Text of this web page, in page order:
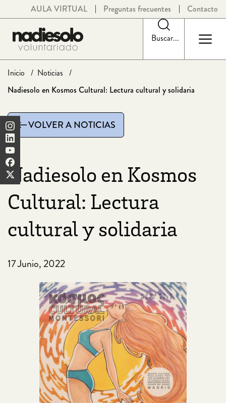
al
contenido
AULA VIRTUAL Preguntas frecuentes Contacto
Buscar...
Inicio
Noticias
Nadiesolo en Kosmos Cultural: Lectura cultural y solidaria
VOLVER A NOTICIAS
Nadiesolo en Kosmos
Cultural: Lectura
cultural y solidaria
17 Junio, 2022